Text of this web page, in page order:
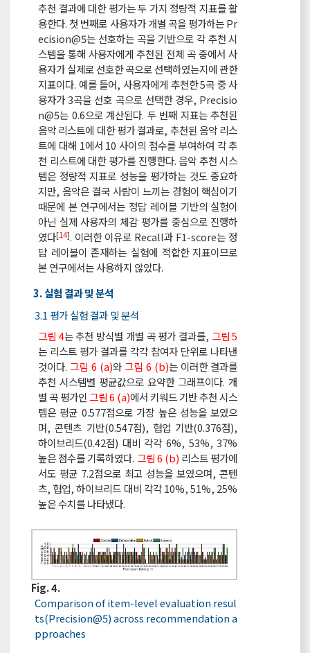
추천 결과에 대한 평가는 두 가지 정량적 지표를 활
용한다. 첫 번째로 사용자가 개별 곡을 평가하는 Pr
ecision@5는 선호하는 곡을 기반으로 각 추천 시
스템을 통해 사용자에게 추천된 전체 곡 중에서 사
용자가 실제로 선호한 곡으로 선택하였는지에 관한
지표이다. 예를 들어, 사용자에게 추천한 5곡 중 사
용자가 3곡을 선호 곡으로 선택한 경우, Precisio
n@5는 0.6으로 계산된다. 두 번째 지표는 추천된
음악 리스트에 대한 평가 결과로, 추천된 음악 리스
트에 대해 1에서 10 사이의 점수를 부여하여 각 추
천 리스트에 대한 평가를 진행한다. 음악 추천 시스
템은 정량적 지표로 성능을 평가하는 것도 중요하
지만, 음악은 결국 사람이 느끼는 경험이 핵심이기
때문에 본 연구에서는 정답 레이블 기반의 실험이
아닌 실제 사용자의 체감 평가를 중심으로 진행하
였다[14]. 이러한 이유로 Recall과 F1-score는 정
답 레이블이 존재하는 실험에 적합한 지표이므로
본 연구에서는 사용하지 않았다.
3. 실험 결과 및 분석
3.1 평가 실험 결과 및 분석
그림 4는 추천 방식별 개별 곡 평가 결과를, 그림 5
는 리스트 평가 결과를 각각 참여자 단위로 나타낸
것이다. 그림 6 (a)와 그림 6 (b)는 이러한 결과를
추천 시스템별 평균값으로 요약한 그래프이다. 개
별 곡 평가인 그림 6 (a)에서 키워드 기반 추천 시스
템은 평균 0.577점으로 가장 높은 성능을 보였으
며, 콘텐츠 기반(0.547점), 협업 기반(0.376점),
하이브리드(0.42점) 대비 각각 6%, 53%, 37%
높은 점수를 기록하였다. 그림 6 (b) 리스트 평가에
서도 평균 7.2점으로 최고 성능을 보였으며, 콘텐
츠, 협업, 하이브리드 대비 각각 10%, 51%, 25%
높은 수치를 나타냈다.
Fig. 4.
Comparison of item-level evaluation resul
ts(Precision@5) across recommendation a
pproaches